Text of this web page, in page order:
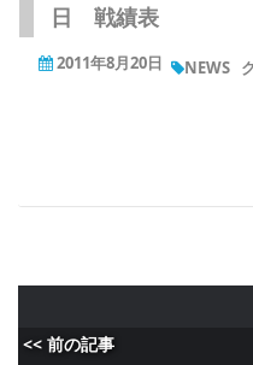
日 戦績表
2011年8月20日 NEWS
<< 前の記事